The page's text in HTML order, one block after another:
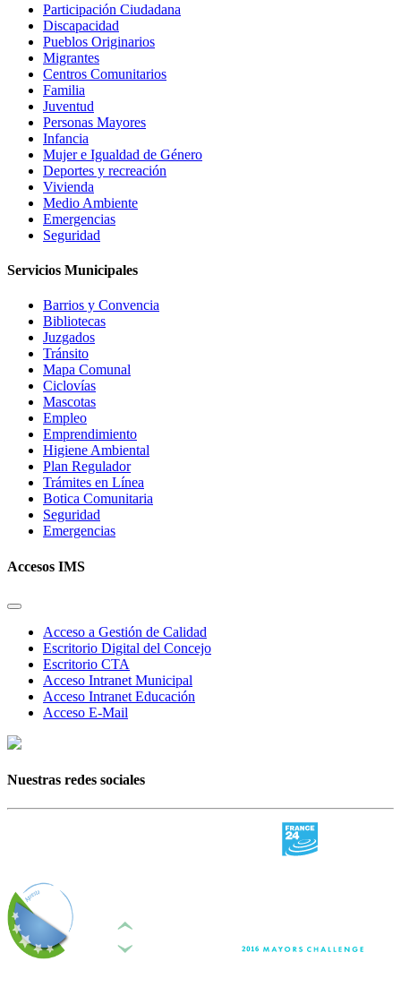
Participación Ciudadana
Discapacidad
Pueblos Originarios
Migrantes
Centros Comunitarios
Familia
Juventud
Personas Mayores
Infancia
Mujer e Igualdad de Género
Deportes y recreación
Vivienda
Medio Ambiente
Emergencias
Seguridad
Servicios Municipales
Barrios y Convencia
Bibliotecas
Juzgados
Tránsito
Mapa Comunal
Ciclovías
Mascotas
Empleo
Emprendimiento
Higiene Ambiental
Plan Regulador
Trámites en Línea
Botica Comunitaria
Seguridad
Emergencias
Accesos IMS
Acceso a Gestión de Calidad
Escritorio Digital del Concejo
Escritorio CTA
Acceso Intranet Municipal
Acceso Intranet Educación
Acceso E-Mail
Nuestras redes sociales